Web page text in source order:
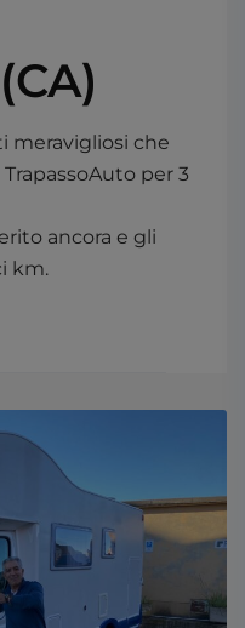
meravigliosi che
per 3
ancora e gli
km.